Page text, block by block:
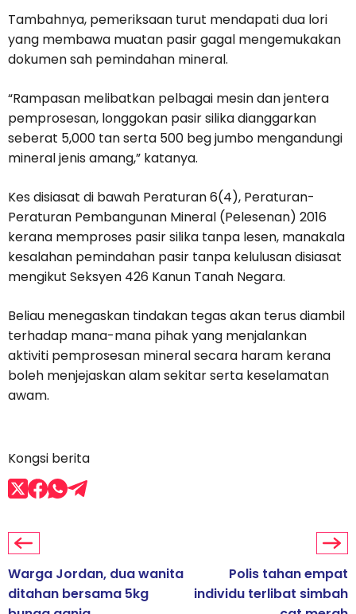
Tambahnya, pemeriksaan turut mendapati dua lori
yang membawa muatan pasir gagal mengemukakan
dokumen sah pemindahan mineral.
“Rampasan melibatkan pelbagai mesin dan jentera
pemprosesan, longgokan pasir silika dianggarkan
seberat 5,000 tan serta 500 beg jumbo mengandungi
mineral jenis amang,” katanya.
Kes disiasat di bawah Peraturan 6(4), Peraturan-
Peraturan Pembangunan Mineral (Pelesenan) 2016
kerana memproses pasir silika tanpa lesen, manakala
kesalahan pemindahan pasir tanpa kelulusan disiasat
mengikut Seksyen 426 Kanun Tanah Negara.
Beliau menegaskan tindakan tegas akan terus diambil
terhadap mana-mana pihak yang menjalankan
aktiviti pemprosesan mineral secara haram kerana
boleh menjejaskan alam sekitar serta keselamatan
awam.
Kongsi berita
Warga Jordan, dua wanita
ditahan bersama 5kg
Polis tahan empat
individu terlibat simbah